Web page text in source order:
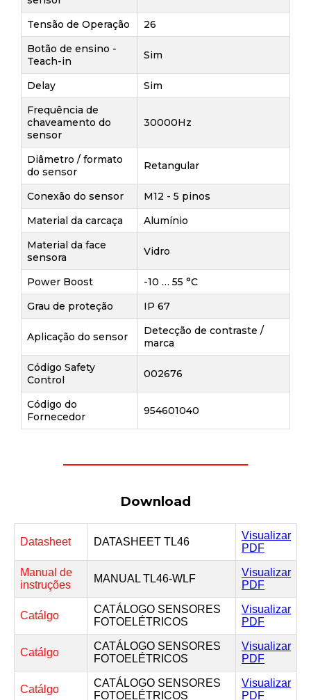
Tensão de Operação
26
Botão de ensino -
Teach-in
Sim
Delay
Sim
Frequência de
chaveamento do
sensor
30000Hz
Diâmetro / formato
do sensor
Retangular
Conexão do sensor
M12 - 5 pinos
Material da carcaça
Alumínio
Material da face
sensora
Vidro
Power Boost
-10 … 55 °C
Grau de proteção
IP 67
Aplicação do sensor
Detecção de contraste /
marca
Código Safety
Control
002676
Código do
Fornecedor
954601040
Download
Datasheet DATASHEET TL46
Visualizar
PDF
Manual de
instruções
MANUAL TL46-WLF
Visualizar
PDF
Catálgo
CATÁLOGO SENSORES
FOTOELÉTRICOS
Visualizar
PDF
Catálgo
CATÁLOGO SENSORES
FOTOELÉTRICOS
Visualizar
PDF
Catálgo
CATÁLOGO SENSORES
FOTOELÉTRICOS
Visualizar
PDF